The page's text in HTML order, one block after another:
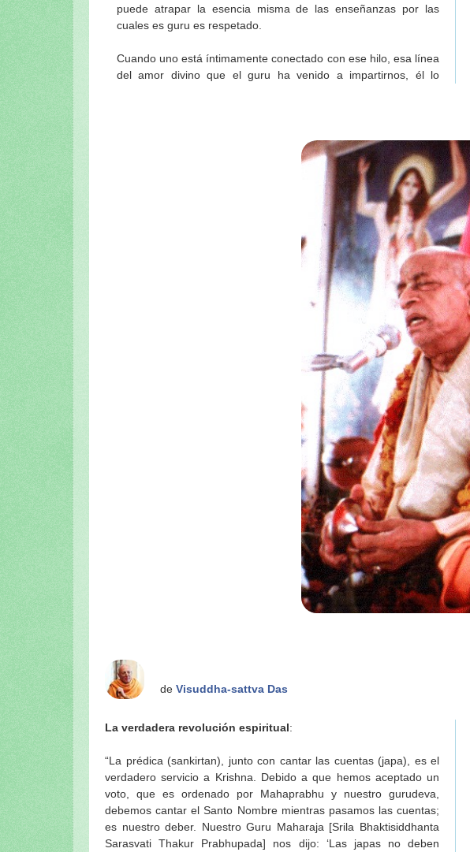
puede atrapar la esencia misma de las enseñanzas por las
cuales es guru es respetado.
Cuando uno está íntimamente conectado con ese hilo, esa línea
del amor divino que el guru ha venido a impartirnos, él lo
de Visuddha-sattva Das
La verdadera revolución espiritual:
“La prédica (sankirtan), junto con cantar las cuentas (japa), es el
verdadero servicio a Krishna. Debido a que hemos aceptado un
voto, que es ordenado por Mahaprabhu y nuestro gurudeva,
debemos cantar el Santo Nombre mientras pasamos las cuentas;
es nuestro deber. Nuestro Guru Maharaja [Srila Bhaktisiddhanta
Sarasvati Thakur Prabhupada] nos dijo: ‘Las japas no deben
realmente importante es el espíritu del servicio. A nosotros nunca
se nos ha dicho que las gopis siempre cantan el Nombre en las
cuentas de Tulasi; pero, aun así, ellas poseen la más elevada